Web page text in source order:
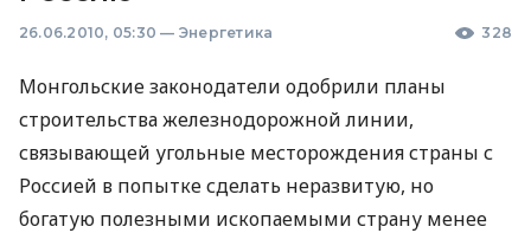
26.06.2010, 05:30 — Энергетика 328
Монгольские законодатели одобрили планы
строительства железнодорожной линии,
связывающей угольные месторождения страны с
Россией в попытке сделать неразвитую, но
богатую полезными ископаемыми страну менее